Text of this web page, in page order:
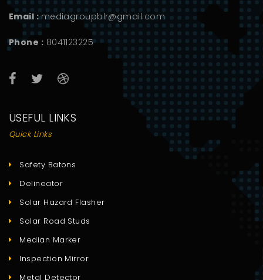
Email : mediagroupblr@gmail.com
Phone : 8041123225
USEFUL LINKS
Quick Links
Safety Batons
Delineator
Solar Hazard Flasher
Solar Road Studs
Median Marker
Inspection Mirror
Metal Detector